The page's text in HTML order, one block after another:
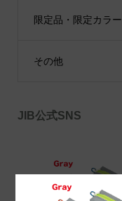
限定品・限定カラー
その他
JIB公式SNS